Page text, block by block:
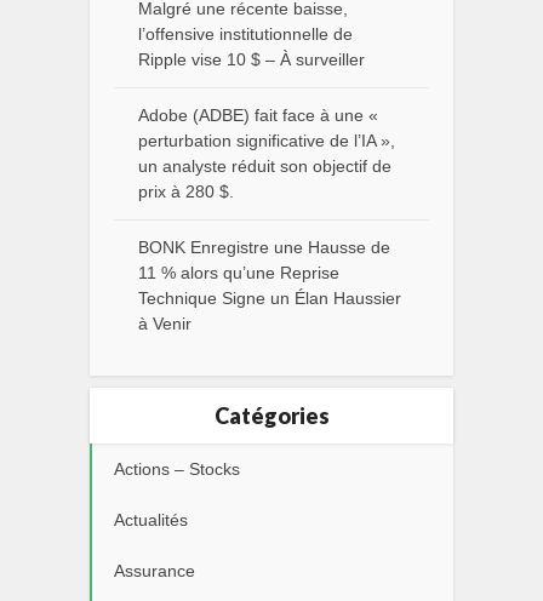
Malgré une récente baisse,
l’offensive institutionnelle de
Ripple vise 10 $ – À surveiller
Adobe (ADBE) fait face à une «
perturbation significative de l’IA »,
un analyste réduit son objectif de
prix à 280 $.
BONK Enregistre une Hausse de
11 % alors qu’une Reprise
Technique Signe un Élan Haussier
à Venir
Catégories
Actions – Stocks
Actualités
Assurance